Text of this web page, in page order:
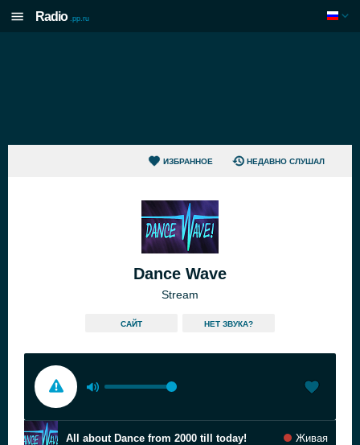
Radio .pp.ru
ИЗБРАННОЕ НЕДАВНО СЛУШАЛ
Dance Wave
Stream
САЙТ HЕТ ЗВУКА?
All about Dance from 2000 till today! Живая